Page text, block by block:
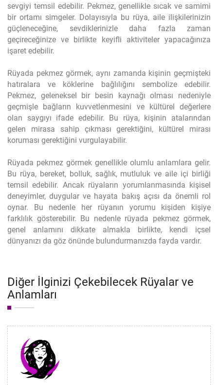
sevgiyi temsil edebilir. Pekmez, genellikle sıcak ve samimi
bir ortamı simgeler. Dolayısıyla bu rüya, aile ilişkilerinizin
güçleneceğine, sevdiklerinizle daha fazla zaman
geçireceğinize ve birlikte keyifli aktiviteler yapacağınıza
işaret edebilir.
Rüyada pekmez görmek, aynı zamanda kişinin geçmişteki
hatıralara ve köklerine bağlılığını sembolize edebilir.
Pekmez, geleneksel bir besin kaynağı olması nedeniyle
geçmişle bağların kuvvetlenmesini ve kültürel değerlere
olan saygıyı ifade edebilir. Bu rüya, kişinin atalarından
gelen mirasa sahip çıkması gerektiğini, kültürel mirası
koruması gerektiğini vurgulayabilir.
Rüyada pekmez görmek genellikle olumlu anlamlara gelir.
Bu rüya, bereket, bolluk, sağlık, mutluluk ve aile içi birliği
temsil edebilir. Ancak rüyaların yorumlanmasında kişisel
deneyimler, duygular ve hayata bakış açısı da önemli rol
oynar. Bu nedenle her rüyanın yorumu kişiden kişiye
farklılık gösterebilir. Bu nedenle rüyada pekmez görmek,
genel anlamını dikkate almakla birlikte, kendi içsel
dünyanızı da göz önünde bulundurmanızda fayda vardır.
Diğer İlginizi Çekebilecek Rüyalar ve
Anlamları